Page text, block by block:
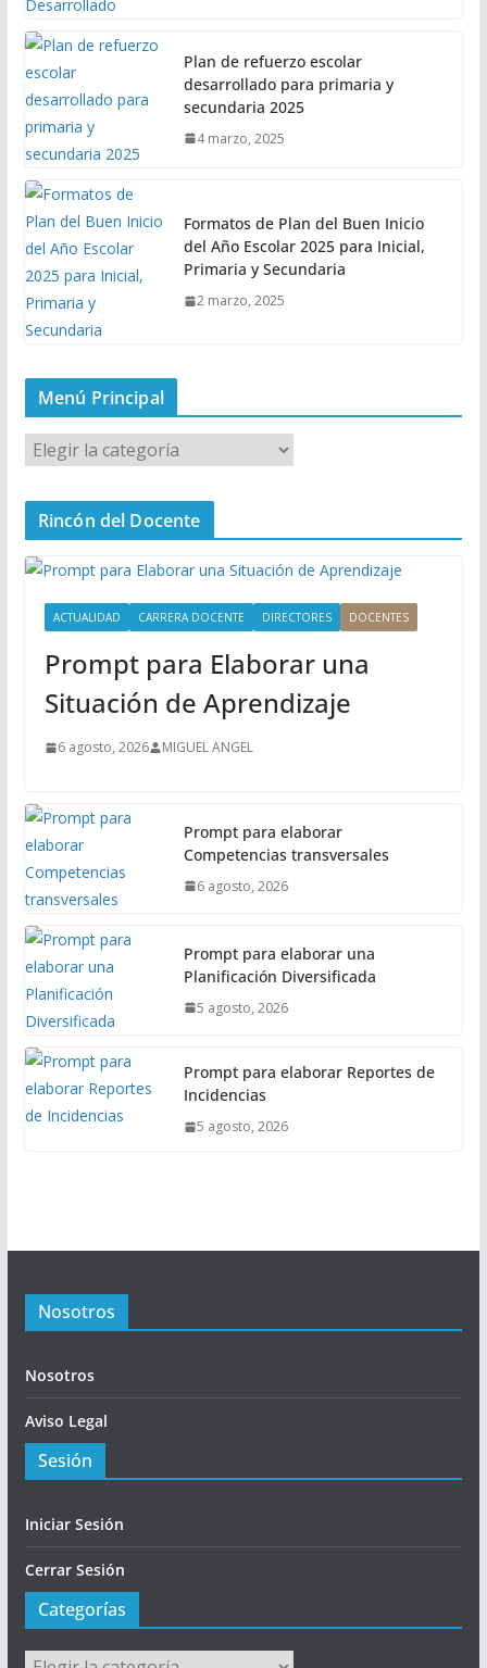
Plan de refuerzo escolar
desarrollado para primaria y
secundaria 2025
4 marzo, 2025
Formatos de Plan del Buen Inicio
del Año Escolar 2025 para Inicial,
Primaria y Secundaria
2 marzo, 2025
Menú Principal
M
e
n
P
Rincón del Docente
ACTUALIDAD CARRERA DOCENTE DIRECTORES DOCENTES
Prompt para Elaborar una
Situación de Aprendizaje
6 agosto, 2026 MIGUEL ANGEL
Prompt para elaborar
Competencias transversales
6 agosto, 2026
Prompt para elaborar una
Planificación Diversificada
5 agosto, 2026
Prompt para elaborar Reportes de
Incidencias
5 agosto, 2026
Nosotros
Nosotros
Aviso Legal
Sesión
Iniciar Sesión
Cerrar Sesión
Categorías
Categorías